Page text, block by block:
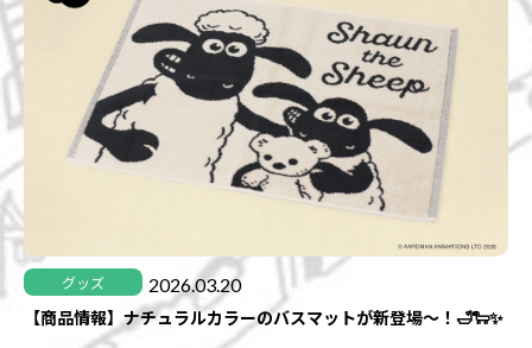
グッズ 2026.03.20
【商品情報】ナチュラルカラーのバスマットが新登場～！🛁🐑✨